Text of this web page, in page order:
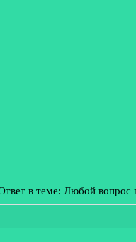
в теме: Любой